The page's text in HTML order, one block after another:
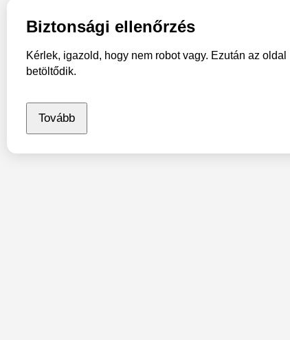
Biztonsági ellenőrzés
Kérlek, igazold, hogy nem robot vagy. Ezután az oldal
betöltődik.
Tovább